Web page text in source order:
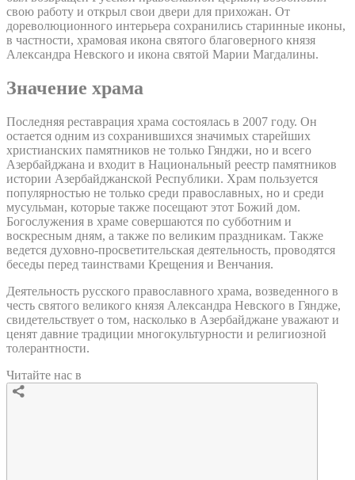
свою работу и открыл свои двери для прихожан. От
дореволюционного интерьера сохранились старинные иконы,
в частности, храмовая икона святого благоверного князя
Александра Невского и икона святой Марии Магдалины.
Значение храма
Последняя реставрация храма состоялась в 2007 году. Он
остается одним из сохранившихся значимых старейших
христианских памятников не только Гянджи, но и всего
Азербайджана и входит в Национальный реестр памятников
истории Азербайджанской Республики. Храм пользуется
популярностью не только среди православных, но и среди
мусульман, которые также посещают этот Божий дом.
Богослужения в храме совершаются по субботним и
воскресным дням, а также по великим праздникам. Также
ведется духовно-просветительская деятельность, проводятся
беседы перед таинствами Крещения и Венчания.
Деятельность русского православного храма, возведенного в
честь святого великого князя Александра Невского в Гяндже,
свидетельствует о том, насколько в Азербайджане уважают и
ценят давние традиции многокультурности и религиозной
толерантности.
Читайте нас в